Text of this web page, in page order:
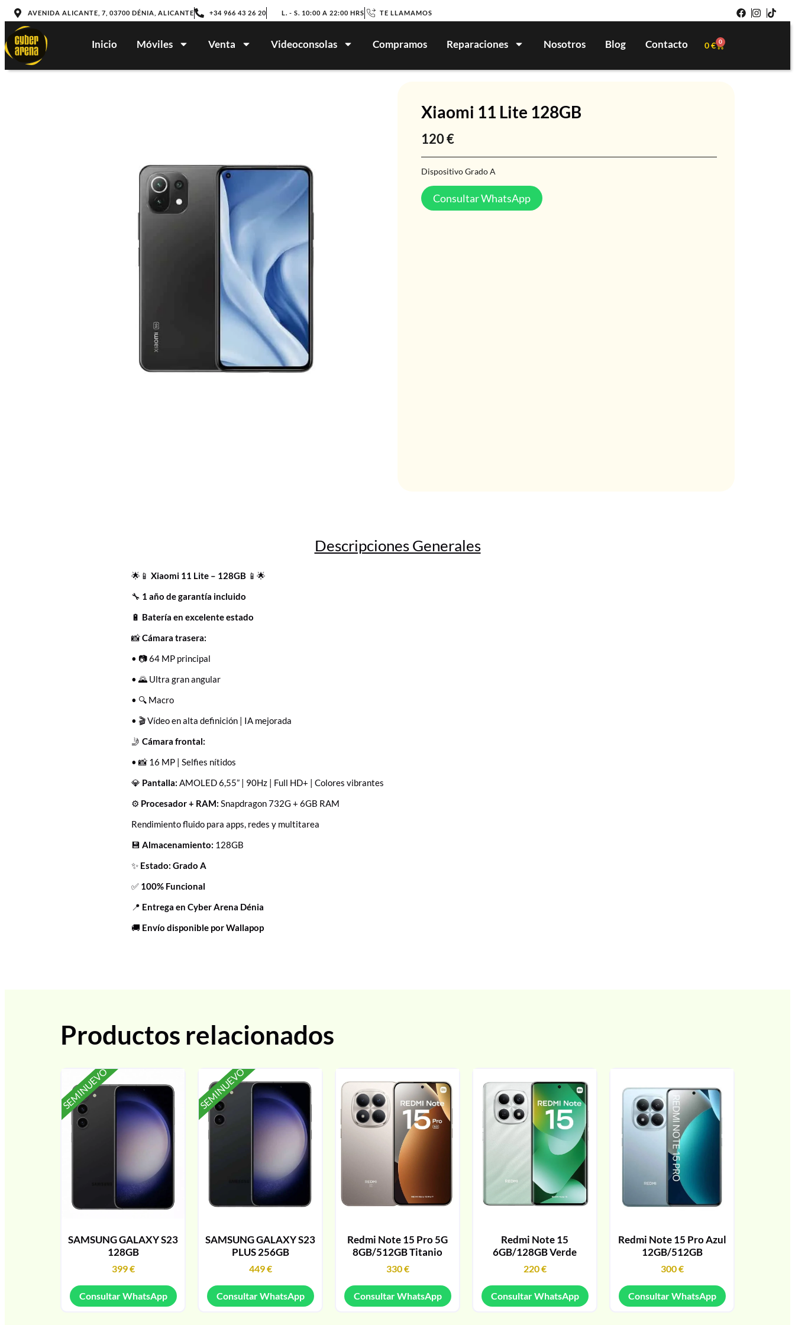
AVENIDA ALICANTE, 7, 03700 DÉNIA, ALICANTE +34 966 43 26 20 L. - S. 10:00 A 22:00 HRS TE LLAMAMOS
Inicio Móviles Venta Videoconsolas Compramos Reparaciones Nosotros Blog Contacto 0€ 0
Xiaomi 11 Lite 128GB
120€
Dispositivo Grado A
Consultar WhatsApp
Descripciones Generales
🌟📱 Xiaomi 11 Lite – 128GB 📱🌟
🔧 1 año de garantía incluido
🔋 Batería en excelente estado
📸Cámara trasera:
• 📷 64 MP principal
• 🌄 Ultra gran angular
• 🔍 Macro
• 🎬 Vídeo en alta definición | IA mejorada
🤳 Cámara frontal:
• 📸 16 MP | Selfies nítidos
💎 Pantalla: AMOLED 6,55” | 90Hz | Full HD+ | Colores vibrantes
⚙️ Procesador + RAM: Snapdragon 732G + 6GB RAM
Rendimiento fluido para apps, redes y multitarea
💾 Almacenamiento: 128GB
✨ Estado: Grado A
✅ 100% Funcional
📍 Entrega en Cyber Arena Dénia
🚚 Envío disponible por Wallapop
Productos relacionados
SEMINUEVO
SAMSUNG GALAXY S23
128GB
399€
Consultar WhatsApp
SEMINUEVO
SAMSUNG GALAXY S23
PLUS 256GB
449€
Consultar WhatsApp
Redmi Note 15 Pro 5G
8GB/512GB Titanio
330€
Consultar WhatsApp
Redmi Note 15
6GB/128GB Verde
220€
Consultar WhatsApp
Redmi Note 15 Pro Azul
12GB/512GB
300€
Consultar WhatsApp